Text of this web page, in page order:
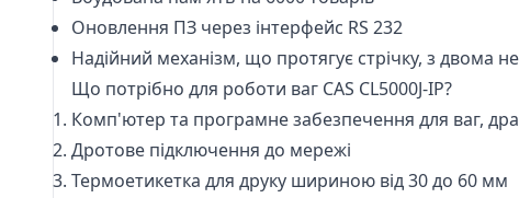
Оновлення ПЗ через інтерфейс RS 232
Надійний механізм, що протягує стрічку, з двома
Що потрібно для роботи ваг CAS CL5000J-IP?
Комп'ютер та програмне забезпечення для ваг,
Дротове підключення до мережі
Термоетикетка для друку шириною від 30 до 60 мм